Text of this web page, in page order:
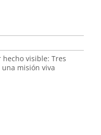
hecho visible: Tres
una misión viva